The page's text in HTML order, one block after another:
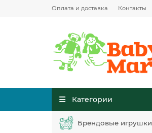
Оплата и доставка Контакты
Категории
Брендовые игрушки